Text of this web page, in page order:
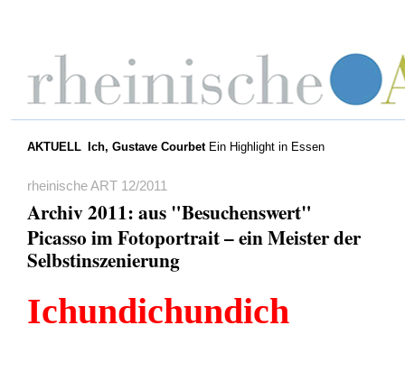
AKTUELL Ich, Gustave CourbetEin Highlight in Essen
rheinische ART 12/2011
Archiv 2011: aus "Besuchenswert"
Picasso im Fotoportrait – ein Meister der
Selbstinszenierung
Ichundichundich